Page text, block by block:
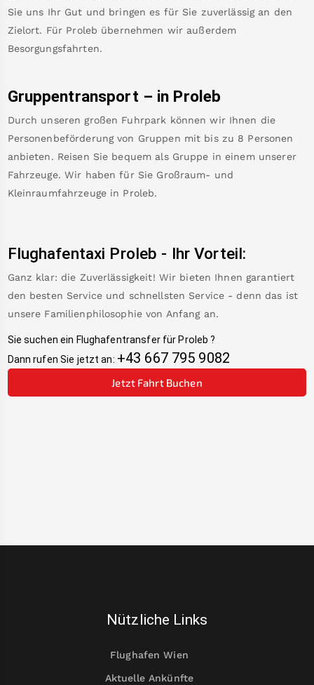
Sie uns Ihr Gut und bringen es für Sie zuverlässig an den
Zielort. Für Proleb übernehmen wir außerdem
Besorgungsfahrten.
Gruppentransport – in Proleb
Durch unseren großen Fuhrpark können wir Ihnen die
Personenbeförderung von Gruppen mit bis zu 8 Personen
anbieten. Reisen Sie bequem als Gruppe in einem unserer
Fahrzeuge. Wir haben für Sie Großraum- und
Kleinraumfahrzeuge in Proleb.
Flughafentaxi Proleb - Ihr Vorteil:
Ganz klar: die Zuverlässigkeit! Wir bieten Ihnen garantiert
den besten Service und schnellsten Service - denn das ist
unsere Familienphilosophie von Anfang an.
Sie suchen ein Flughafentransfer für Proleb ?
Dann rufen Sie jetzt an: +43 667 795 9082
Jetzt Fahrt Buchen
Nützliche Links
Flughafen Wien
Aktuelle Ankünfte